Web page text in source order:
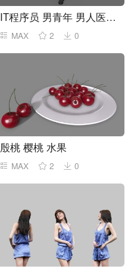
IT程序员 男青年 男人医生 科研人员
MAX 2 0
殷桃 樱桃 水果
MAX 2 0